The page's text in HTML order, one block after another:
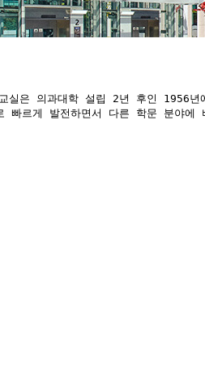
교실은 의과대학 설립 2년 후인 1956
빠르게 발전하면서 다른 학문 분야